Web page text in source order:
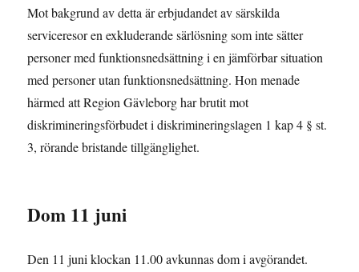
Mot bakgrund av detta är erbjudandet av särskilda
serviceresor en exkluderande särlösning som inte sätter
personer med funktionsnedsättning i en jämförbar situation
med personer utan funktionsnedsättning. Hon menade
härmed att Region Gävleborg har brutit mot
diskrimineringsförbudet i diskrimineringslagen 1 kap 4 § st.
3, rörande bristande tillgänglighet.
Dom 11 juni
Den 11 juni klockan 11.00 avkunnas dom i avgörandet.